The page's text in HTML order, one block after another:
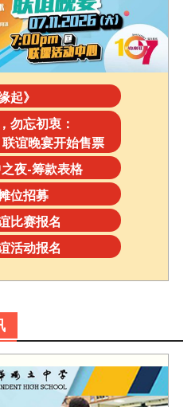
起》
勿忘初衷：
联谊晚宴开始售票
夜-筹款表格
位招募
比赛报名
活动报名